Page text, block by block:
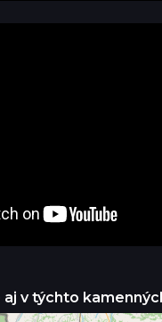
v týchto